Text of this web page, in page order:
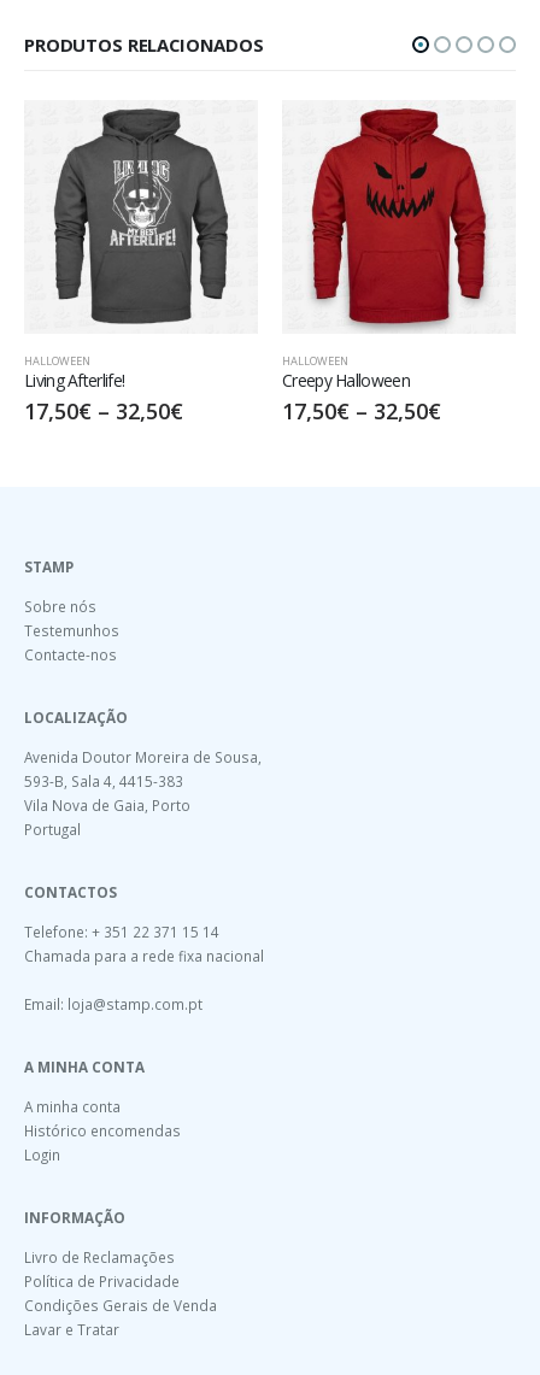
PRODUTOS RELACIONADOS
HALLOWEEN
Creepy Halloween
17,50€ – 32,50€
HALLOWEEN
15,00€ – 30,00€
STAMP
Sobre nós
Testemunhos
Contacte-nos
LOCALIZAÇÃO
Avenida Doutor Moreira de Sousa,
593-B, Sala 4, 4415-383
Vila Nova de Gaia, Porto
Portugal
CONTACTOS
Telefone: + 351 22 371 15 14
Chamada para a rede fixa nacional
Email: loja@stamp.com.pt
A MINHA CONTA
A minha conta
Histórico encomendas
Login
INFORMAÇÃO
Livro de Reclamações
Política de Privacidade
Condições Gerais de Venda
Lavar e Tratar